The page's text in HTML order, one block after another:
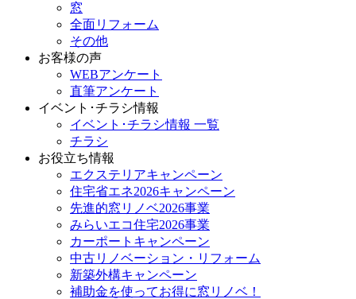
窓
全面リフォーム
その他
お客様の声
WEBアンケート
直筆アンケート
イベント･チラシ情報
イベント･チラシ情報 一覧
チラシ
お役立ち情報
エクステリアキャンペーン
住宅省エネ2026キャンペーン
先進的窓リノベ2026事業
みらいエコ住宅2026事業
カーポートキャンペーン
中古リノベーション・リフォーム
新築外構キャンペーン
補助金を使ってお得に窓リノベ！